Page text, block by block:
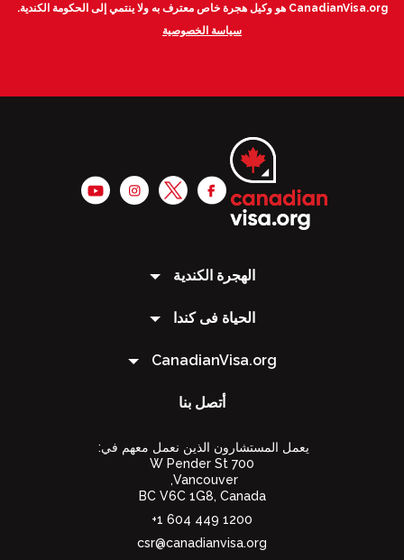
CanadianVisa.org هو وكيل هجرة خاص معترف به ولا ينتمي إلى الحكومة الكندية.
سياسة الخصوصية
الهجرة الكندية
الحياة فى كندا
CanadianVisa.org
أتصل بنا
يعمل المستشارون الذين نعمل معهم في:
700 W Pender St
Vancouver,
BC V6C 1G8, Canada
1200 449 604 1+
csr@canadianvisa.org